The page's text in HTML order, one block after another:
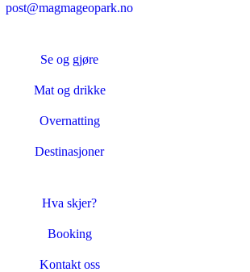
post@magmageopark.no
Se og gjøre
Mat og drikke
Overnatting
Destinasjoner
Hva skjer?
Booking
Kontakt oss